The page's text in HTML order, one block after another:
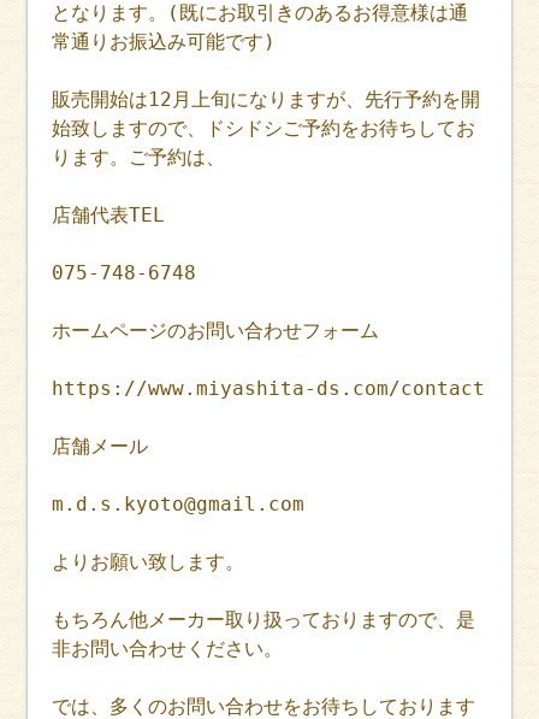
となります。(既にお取引きのあるお得意様は通
常通りお振込み可能です)
販売開始は12月上旬になりますが、先行予約を開
始致しますので、ドシドシご予約をお待ちしてお
ります。ご予約は、
店舗代表TEL
075-748-6748
ホームページのお問い合わせフォーム
https://www.miyashita-ds.com/contact
店舗メール
m.d.s.kyoto@gmail.com
よりお願い致します。
もちろん他メーカー取り扱っておりますので、是
非お問い合わせください。
では、多くのお問い合わせをお待ちしております